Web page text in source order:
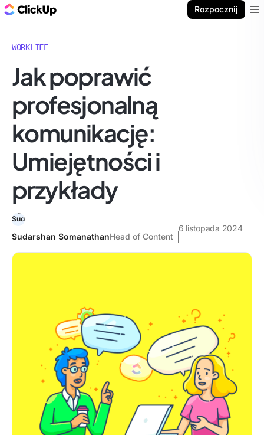
Rozpocznij
WORKLIFE
Jak poprawić
profesjonalną
komunikację:
Umiejętności i
przykłady
Sudarshan SomanathanHead of Content
6 listopada 2024